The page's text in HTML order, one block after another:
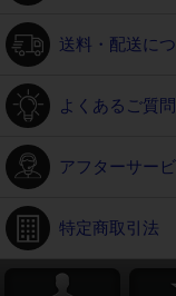
送料・配送に
よくあるご質問
アフターサー
特定商取引法